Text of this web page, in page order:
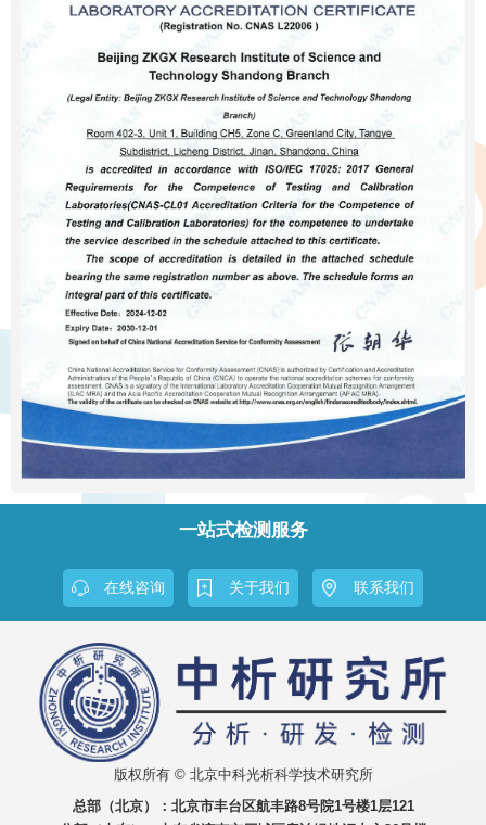
一站式检测服务
在线咨询 关于我们 联系我们
版权所有 © 北京中科光析科学技术研究所
总部（北京）： 北京市丰台区航丰路8号院1号楼1层121